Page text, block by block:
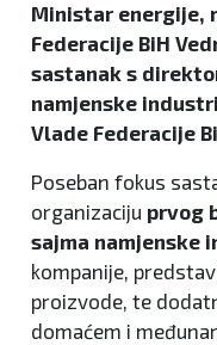
Ministar energije,
Federacije BiH
sastanak s
namjenske
Vlade Federacije
Poseban fokus
organizaciju prvog
sajma namjenske
kompanije,
proizvode, te
domaćem i